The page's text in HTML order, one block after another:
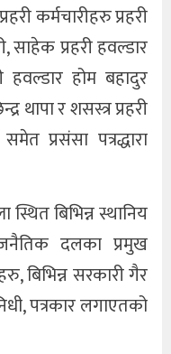
कर्मचारीहरु प्रहरी
साहेक प्रहरी हवल्डार
हवल्डार होम बहादुर
थापा र शसस्त्र प्रहरी
प्रसंसा पत्रद्धारा
स्थित बिभिन्न स्थानिय
दलका प्रमुख
बिभिन्न सरकारी गैर
पत्रकार लगाएतको